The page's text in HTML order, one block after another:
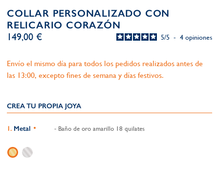
COLLAR PERSONALIZADO CON
RELICARIO CORAZÓN
5/5 - 4 opiniones
149,00 €
Envío el mismo día para todos los pedidos realizados antes de
las 13:00, excepto fines de semana y días festivos.
CREA TU PROPIA JOYA
Metal - Baño de oro amarillo 18 quilates